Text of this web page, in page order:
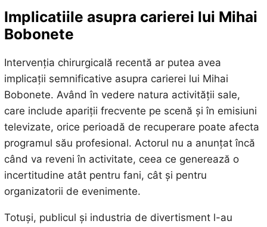
Implicatiile asupra carierei lui Mihai
Bobonete
Intervenția chirurgicală recentă ar putea avea
implicații semnificative asupra carierei lui Mihai
Bobonete. Având în vedere natura activității sale,
care include apariții frecvente pe scenă și în emisiuni
televizate, orice perioadă de recuperare poate afecta
programul său profesional. Actorul nu a anunțat încă
când va reveni în activitate, ceea ce generează o
incertitudine atât pentru fani, cât și pentru
organizatorii de evenimente.
Totuși, publicul și industria de divertisment l-au